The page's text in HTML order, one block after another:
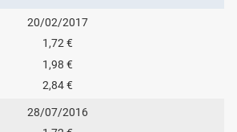
20/02/2017
1,72 €
1,98 €
2,84 €
28/07/2016